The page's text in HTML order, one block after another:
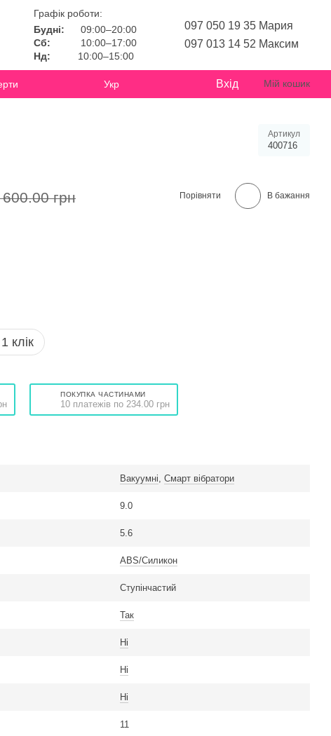
Графік роботи:
Будні:
09:00–20:00
Сб:
10:00–17:00
Нд:
10:00–15:00
097 050 19 35 Мария
097 013 14 52 Максим
Укр Вхід Мій кошик
Артикул
400716
грн Порівняти В бажання
клік
ПОКУПКА ЧАСТИНАМИ
10 платежів по 234.00 грн
Вакуумні, Смарт вібратори
9.0
5.6
ABS/Силикон
Ступінчастий
Так
Ні
Ні
Ні
11